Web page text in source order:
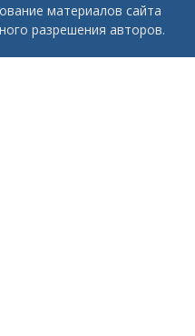
материалов сайта
разрешения авторов.